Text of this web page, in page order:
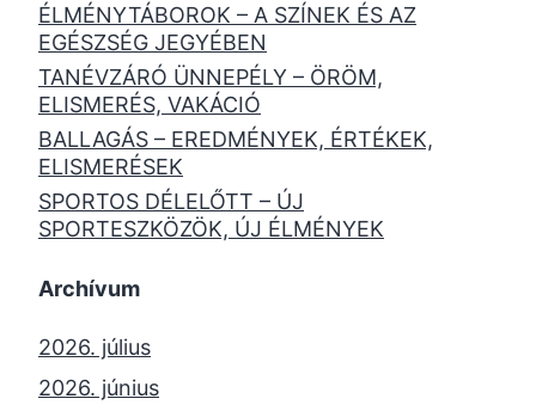
ÉLMÉNYTÁBOROK – A SZÍNEK ÉS AZ
EGÉSZSÉG JEGYÉBEN
TANÉVZÁRÓ ÜNNEPÉLY – ÖRÖM,
ELISMERÉS, VAKÁCIÓ
BALLAGÁS – EREDMÉNYEK, ÉRTÉKEK,
ELISMERÉSEK
SPORTOS DÉLELŐTT – ÚJ
SPORTESZKÖZÖK, ÚJ ÉLMÉNYEK
Archívum
2026. július
2026. június